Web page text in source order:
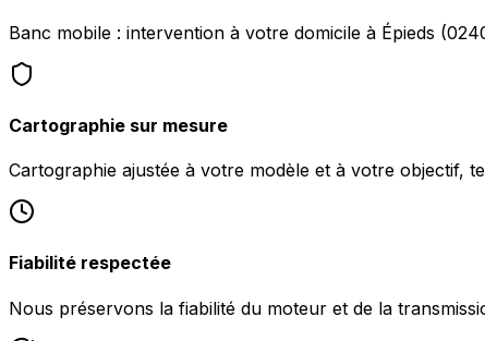
Banc mobile : intervention à votre domicile à Épieds
Cartographie sur mesure
Cartographie ajustée à votre modèle et à votre objectif,
Fiabilité respectée
Nous préservons la fiabilité du moteur et de la